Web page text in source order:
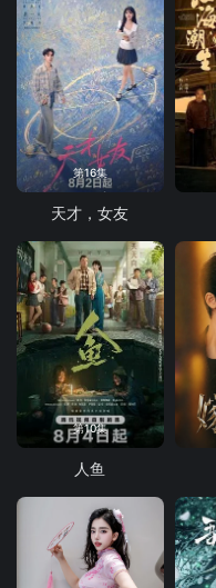
第16集
天才，女友
第10集
人鱼